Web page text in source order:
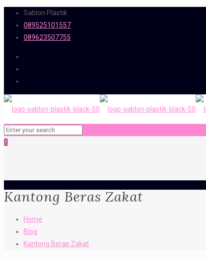
Sablon Plastik
089525101557
089623507755
0
Kantong Beras Zakat
Home
Blog
Kantong Beras Zakat